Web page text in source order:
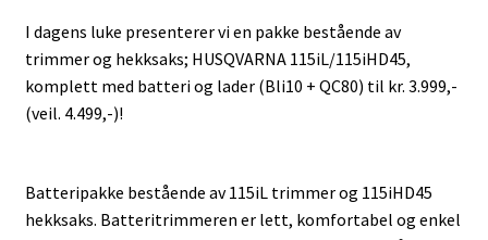
I dagens luke presenterer vi en pakke bestående av
trimmer og hekksaks; HUSQVARNA 115iL/115iHD45,
komplett med batteri og lader (Bli10 + QC80) til kr. 3.999,-
(veil. 4.499,-)!
Batteripakke bestående av 115iL trimmer og 115iHD45
hekksaks. Batteritrimmeren er lett, komfortabel og enkel